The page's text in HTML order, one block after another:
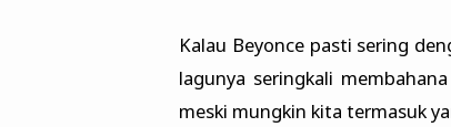
Kalau Beyonce pasti sering
lagunya seringkali
meski mungkin kita termasuk